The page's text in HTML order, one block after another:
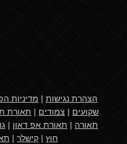
הצהרת נגישות | מדיניות
שקועים | צמודים | תאורת
תאורה | תאורת אפ דאון |
חוץ | קישלר |